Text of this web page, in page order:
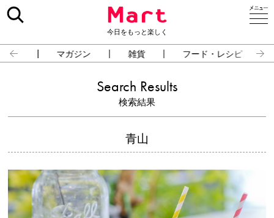
今日をもっと楽しく
占い マガジン 雑貨 フード・レシピ
Search Results
検索結果
青山